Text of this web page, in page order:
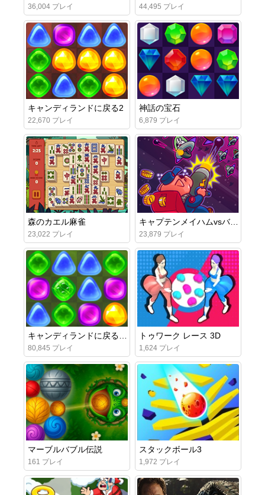
36,004 プレイ 44,495 プレイ
キャンディランドに戻る2
22,670 プレイ
神話の宝石
6,879 プレイ
森のカエル麻雀
23,022 プレイ
キャプテンメイハムvsバニーインベーダー
23,879 プレイ
キャンディランドに戻る5：チョコマウンテン
80,845 プレイ
トゥワーク レース 3D
1,624 プレイ
マーブルバブル伝説
161 プレイ
スタックボール3
1,972 プレイ